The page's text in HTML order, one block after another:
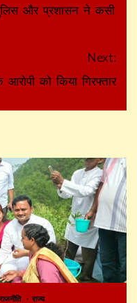
और प्रशासन ने कसी
Next:
को किया गिरफ्तार
राजनीति राज्य